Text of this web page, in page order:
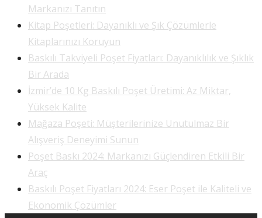
Markanızı Tanıtın
Kitap Poşetleri: Dayanıklı ve Şık Çözümlerle
Kitaplarınızı Koruyun
Baskılı Takviyeli Poşet Fiyatları: Dayanıklılık ve Şıklık
Bir Arada
İzmir’de 10 Kg Baskılı Poşet Üretimi: Az Miktar,
Yüksek Kalite
Mağaza Poşeti: Müşterilerinize Unutulmaz Bir
Alışveriş Deneyimi Sunun
Poşet Baskı 2024: Markanızı Güçlendiren Etkili Bir
Araç
Baskılı Poşet Fiyatları 2024: Eser Poşet ile Kaliteli ve
Ekonomik Çözümler